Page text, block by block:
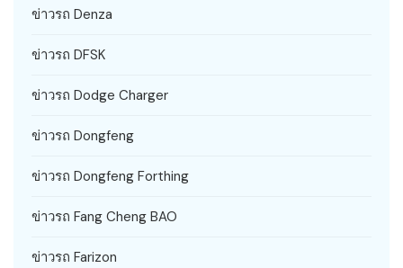
ข่าวรถ Denza
ข่าวรถ DFSK
ข่าวรถ Dodge Charger
ข่าวรถ Dongfeng
ข่าวรถ Dongfeng Forthing
ข่าวรถ Fang Cheng BAO
ข่าวรถ Farizon